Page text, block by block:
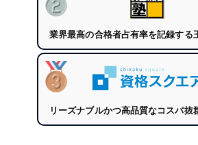
業界最高の合格者占有率を記録する
リーズナブルかつ高品質なコスパ抜